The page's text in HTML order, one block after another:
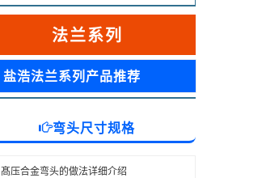
法兰系列
盐浩法兰系列产品推荐
弯头尺寸规格
髙压合金弯头的做法详细介绍